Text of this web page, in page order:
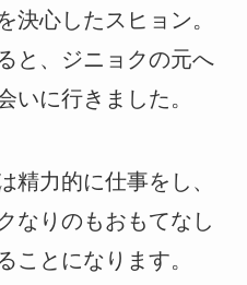
決心したスヒョン。
と、ジニョクの元へ
いに行きました。
精力的に仕事をし、
なりのもおもてなし
ことになります。